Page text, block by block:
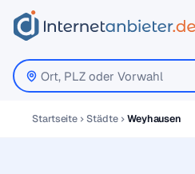
Startseite Städte Weyhausen